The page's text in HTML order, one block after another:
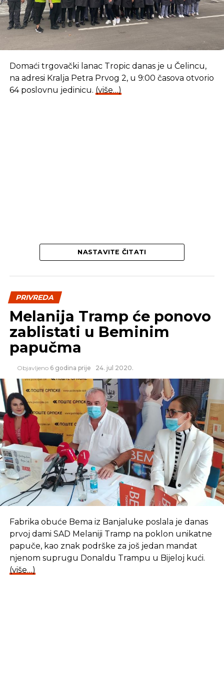
Domaći trgovački lanac Tropic danas je u Čelincu,
na adresi Kralja Petra Prvog 2, u 9:00 časova otvorio
64 poslovnu jedinicu. (više…)
NASTAVITE ČITATI
PRIVREDA
Melanija Tramp će ponovo
zablistati u Beminim
papučma
Objavljeno 6 godina prije 24. jul 2020.
Fabrika obuće Bema iz Banjaluke poslala je danas
prvoj dami SAD Melaniji Tramp na poklon unikatne
papuče, kao znak podrške za još jedan mandat
njenom suprugu Donaldu Trampu u Bijeloj kući.
(više…)